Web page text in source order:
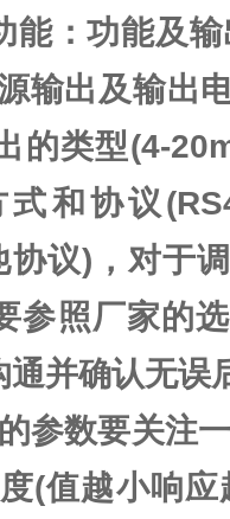
能：功能及
输出及输出
的类型(4-
和协议
议)，对于
参照厂家的
并确认无误
参数要关注
(值越小响